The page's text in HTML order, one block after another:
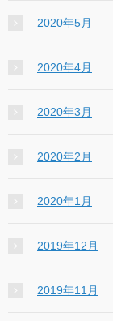
2020年5月
2020年4月
2020年3月
2020年2月
2020年1月
2019年12月
2019年11月